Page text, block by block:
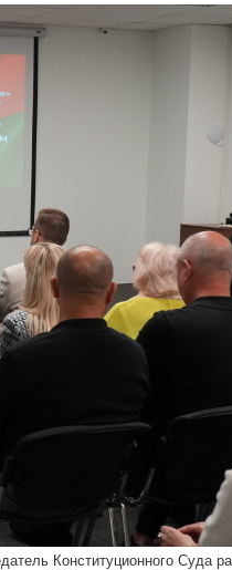
Конституционного Суда